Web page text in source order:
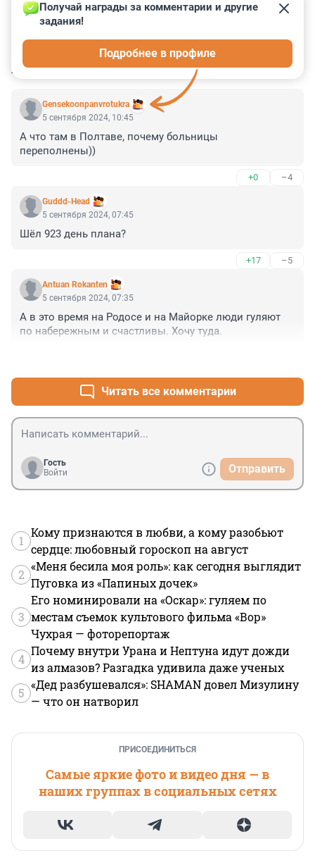
КОММЕНТАРИИ 19
Gensekoonpanvrotukra
Получай награды за комментарии и другие
задания!
Подробнее в профиле
5 сентября 2024, 10:45
А что там в Полтаве, почему больницы
переполнены))
+0 –4
Guddd-Head
5 сентября 2024, 07:45
Шёл 923 день плана?
+17 –5
Antuan Rokanten
5 сентября 2024, 07:35
А в это время на Родосе и на Майорке люди гуляют
по набережным и счастливы. Хочу туда.
Читать все комментарии
Гость
Войти
Отправить
1
Кому признаются в любви, а кому разобьют
сердце: любовный гороскоп на август
2
«Меня бесила моя роль»: как сегодня выглядит
Пуговка из «Папиных дочек»
3
Его номинировали на «Оскар»: гуляем по
местам съемок культового фильма «Вор»
Чухрая — фоторепортаж
4
Почему внутри Урана и Нептуна идут дожди
из алмазов? Разгадка удивила даже ученых
5
«Дед разбушевался»: SHAMAN довел Мизулину
— что он натворил
ПРИСОЕДИНИТЬСЯ
Самые яркие фото и видео дня — в
наших группах в социальных сетях